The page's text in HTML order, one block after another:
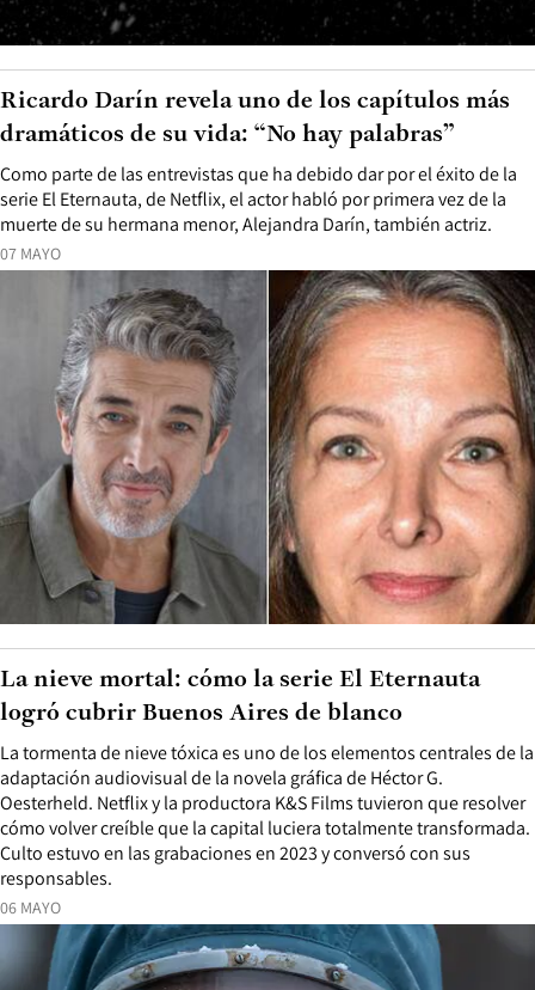
07 MAYO
Como parte de las entrevistas que ha debido dar por el éxito de la
serie El Eternauta, de Netflix, el actor habló por primera vez de la
muerte de su hermana menor, Alejandra Darín, también actriz.
Ricardo Darín revela uno de los capítulos más
dramáticos de su vida: “No hay palabras”
06 MAYO
La tormenta de nieve tóxica es uno de los elementos centrales de la
adaptación audiovisual de la novela gráfica de Héctor G.
Oesterheld. Netflix y la productora K&S Films tuvieron que resolver
cómo volver creíble que la capital luciera totalmente transformada.
Culto estuvo en las grabaciones en 2023 y conversó con sus
responsables.
La nieve mortal: cómo la serie El Eternauta
logró cubrir Buenos Aires de blanco